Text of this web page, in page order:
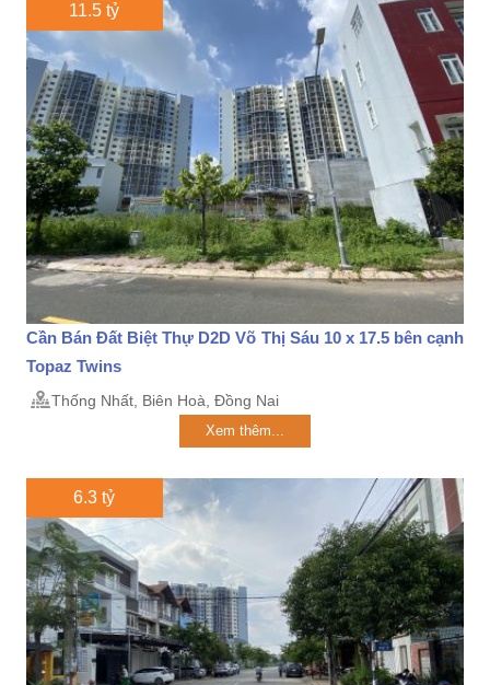
11.5 tỷ
Cần Bán Đất Biệt Thự D2D Võ Thị Sáu 10 x 17.5 bên cạnh
Topaz Twins
Thống Nhất, Biên Hoà, Đồng Nai
Xem thêm...
6.3 tỷ